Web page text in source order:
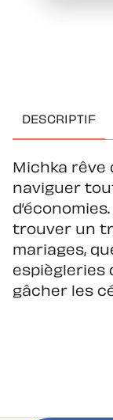
DESCRIPTIF
Michka rêve
naviguer tout
trouver un
mariages,
espiègleries
gâcher les